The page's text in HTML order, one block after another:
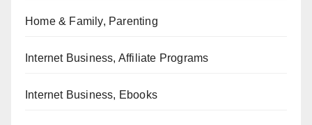
Home & Family, Parenting
Internet Business, Affiliate Programs
Internet Business, Ebooks